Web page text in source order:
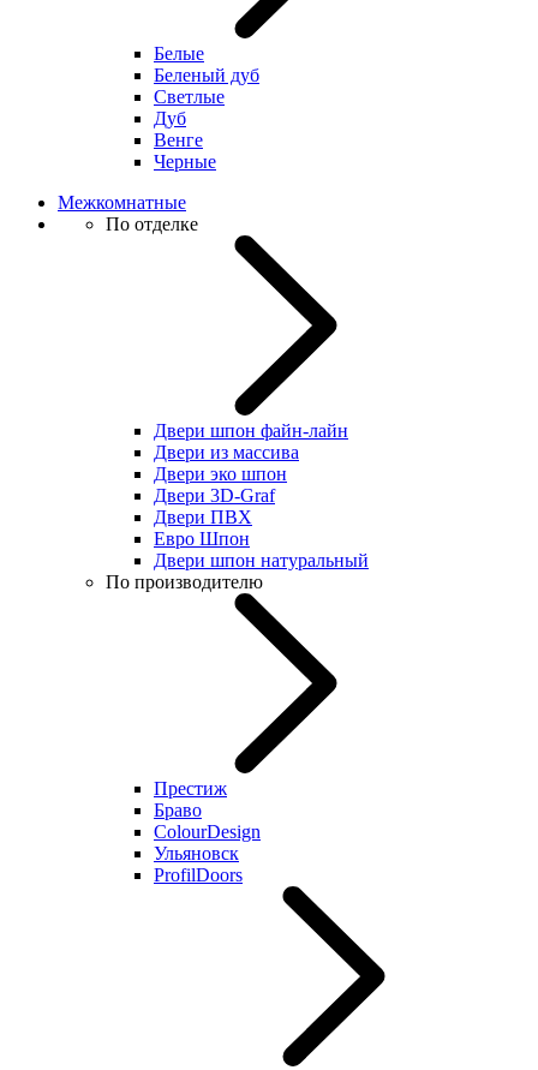
Белые
Беленый дуб
Светлые
Дуб
Венге
Черные
Межкомнатные
По отделке
Двери шпон файн-лайн
Двери из массива
Двери эко шпон
Двери 3D-Graf
Двери ПВХ
Евро Шпон
Двери шпон натуральный
По производителю
Престиж
Браво
ColourDesign
Ульяновск
ProfilDoors